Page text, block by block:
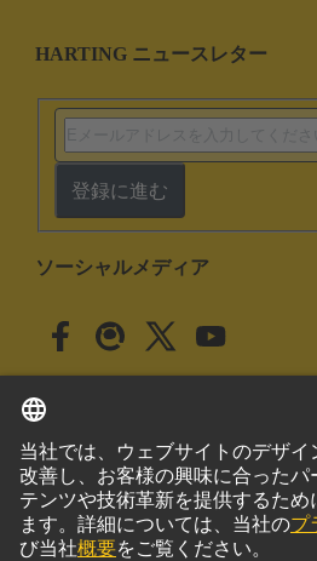
HARTING ニュースレター
登録に進む
ソーシャルメディア
日本 日本語
© ハーティング株式会社